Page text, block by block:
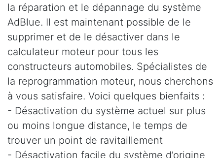
la réparation et le dépannage du système
AdBlue. Il est maintenant possible de le
supprimer et de le désactiver dans le
calculateur moteur pour tous les
constructeurs automobiles. Spécialistes de
la reprogrammation moteur, nous cherchons
à vous satisfaire. Voici quelques bienfaits :
- Désactivation du système actuel sur plus
ou moins longue distance, le temps de
trouver un point de ravitaillement
- Désactivation facile du système d’origine